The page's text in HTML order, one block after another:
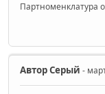
Партноменклатура
АвторСерый -